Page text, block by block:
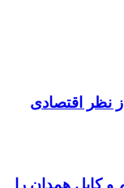
نظر اقتصادی
کابل همدان را